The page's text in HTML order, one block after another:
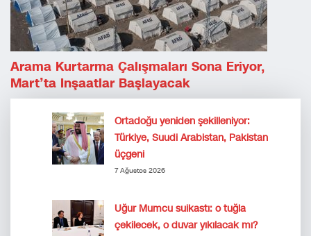
Arama Kurtarma Çalışmaları Sona Eriyor,
Mart’ta Inşaatlar Başlayacak
Ortadoğu yeniden şekilleniyor:
Türkiye, Suudi Arabistan, Pakistan
üçgeni
7 Ağustos 2026
Uğur Mumcu suikastı: o tuğla
çekilecek, o duvar yıkılacak mı?